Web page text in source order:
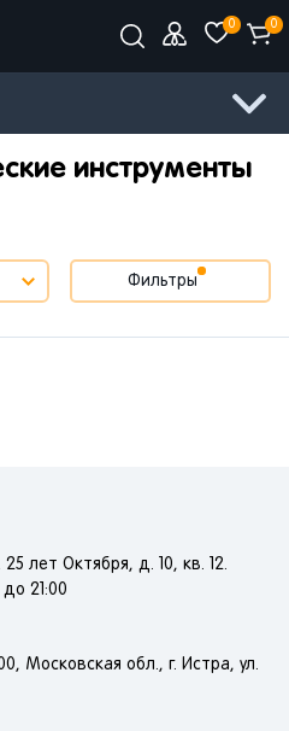
0 0
инструменты
Фильтры
лет Октября, д. 10, кв. 12.
21:00
Московская обл., г. Истра, ул.